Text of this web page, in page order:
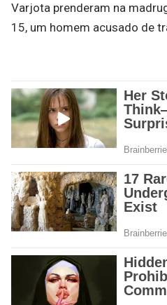
Varjota prenderam na
15, um homem acusado de